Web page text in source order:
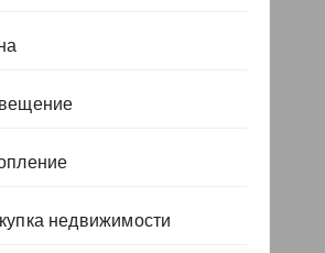
недвижимости